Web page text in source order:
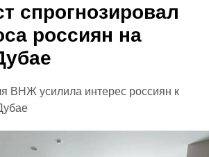
спрогнозировал
россиян на
ВНЖ усилила интерес россиян к